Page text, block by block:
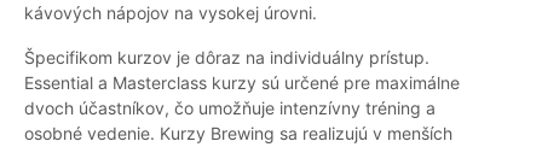
kávových nápojov na vysokej úrovni.
Špecifikom kurzov je dôraz na individuálny prístup.
Essential a Masterclass kurzy sú určené pre maximálne
dvoch účastníkov, čo umožňuje intenzívny tréning a
osobné vedenie. Kurzy Brewing sa realizujú v menších